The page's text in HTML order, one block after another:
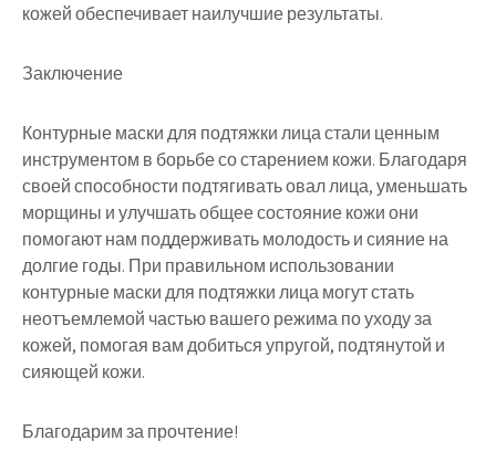
кожей обеспечивает наилучшие результаты.
Заключение
Контурные маски для подтяжки лица стали ценным
инструментом в борьбе со старением кожи. Благодаря
своей способности подтягивать овал лица, уменьшать
морщины и улучшать общее состояние кожи они
помогают нам поддерживать молодость и сияние на
долгие годы. При правильном использовании
контурные маски для подтяжки лица могут стать
неотъемлемой частью вашего режима по уходу за
кожей, помогая вам добиться упругой, подтянутой и
сияющей кожи.
Благодарим за прочтение!